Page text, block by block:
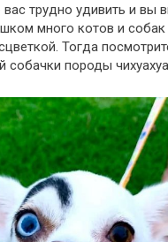
трудно удивить и вы
много котов и собак
Тогда
собачки породы